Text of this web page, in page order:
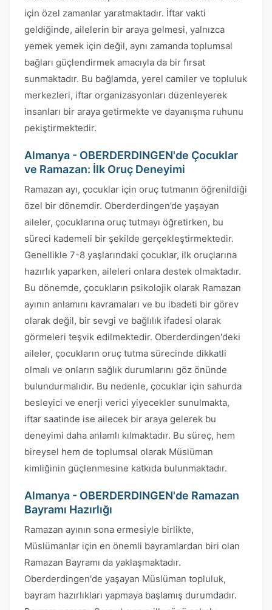
için özel zamanlar yaratmaktadır. İftar vakti
geldiğinde, ailelerin bir araya gelmesi, yalnızca
yemek yemek için değil, aynı zamanda toplumsal
bağları güçlendirmek amacıyla da bir fırsat
sunmaktadır. Bu bağlamda, yerel camiler ve topluluk
merkezleri, iftar organizasyonları düzenleyerek
insanları bir araya getirmekte ve dayanışma ruhunu
pekiştirmektedir.
Almanya - OBERDERDINGEN'de Çocuklar
ve Ramazan: İlk Oruç Deneyimi
Ramazan ayı, çocuklar için oruç tutmanın öğrenildiği
özel bir dönemdir. Oberderdingen’de yaşayan
aileler, çocuklarına oruç tutmayı öğretirken, bu
süreci kademeli bir şekilde gerçekleştirmektedir.
Genellikle 7-8 yaşlarındaki çocuklar, ilk oruçlarına
hazırlık yaparken, aileleri onlara destek olmaktadır.
Bu dönemde, çocukların psikolojik olarak Ramazan
ayının anlamını kavramaları ve bu ibadeti bir görev
olarak değil, bir sevgi ve bağlılık ifadesi olarak
görmeleri teşvik edilmektedir. Oberderdingen'deki
aileler, çocukların oruç tutma sürecinde dikkatli
olmalı ve onların sağlık durumlarını göz önünde
bulundurmalıdır. Bu nedenle, çocuklar için sahurda
besleyici ve enerji verici yiyecekler sunulmakta,
iftar saatinde ise ailecek bir araya gelerek bu
deneyimi daha anlamlı kılmaktadır. Bu süreç, hem
bireysel hem de toplumsal olarak Müslüman
kimliğinin güçlenmesine katkıda bulunmaktadır.
Almanya - OBERDERDINGEN'de Ramazan
Bayramı Hazırlığı
Ramazan ayının sona ermesiyle birlikte,
Müslümanlar için en önemli bayramlardan biri olan
Ramazan Bayramı da yaklaşmaktadır.
Oberderdingen'de yaşayan Müslüman topluluk,
bayram hazırlıkları yapmaya başlamış durumdadır.